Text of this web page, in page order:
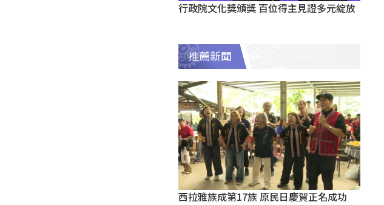
行政院文化獎頒獎 百位得主見證多元綻放
推薦新聞
西拉雅族成第17族 原民日慶賀正名成功